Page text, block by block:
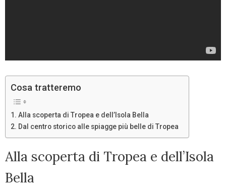
Cosa tratteremo
Alla scoperta di Tropea e dell’Isola Bella
Dal centro storico alle spiagge più belle di Tropea
Alla scoperta di Tropea e dell’Isola
Bella